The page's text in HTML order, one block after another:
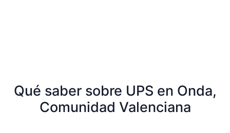
Qué saber sobre UPS en Onda,
Comunidad Valenciana